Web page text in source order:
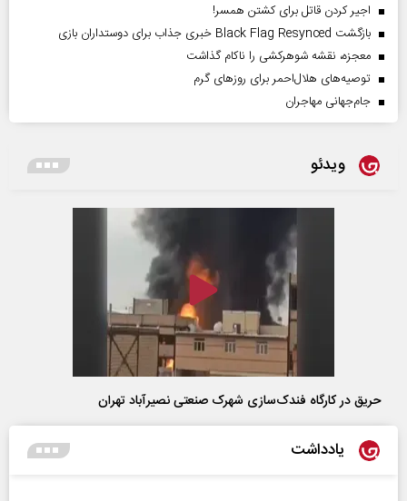
اجیر کردن قاتل برای کشتن همسر!
بازگشت Black Flag Resynced خبری جذاب برای دوستداران بازی
معجزه، نقشه شوهرکشی را ناکام گذاشت
توصیه‌های هلال‌احمر برای روز‌های گرم
جام‌جهانی مهاجران
ویدئو
حریق در کارگاه فندک‌سازی شهرک صنعتی نصیرآباد تهران
یادداشت